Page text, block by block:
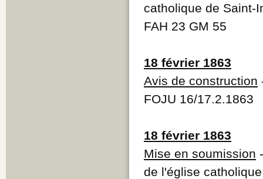
catholique de Saint-
FAH 23 GM 55
18 février 1863
Avis de construction
FOJU 16/17.2.1863
18 février 1863
Mise en soumission
de l'église catholique